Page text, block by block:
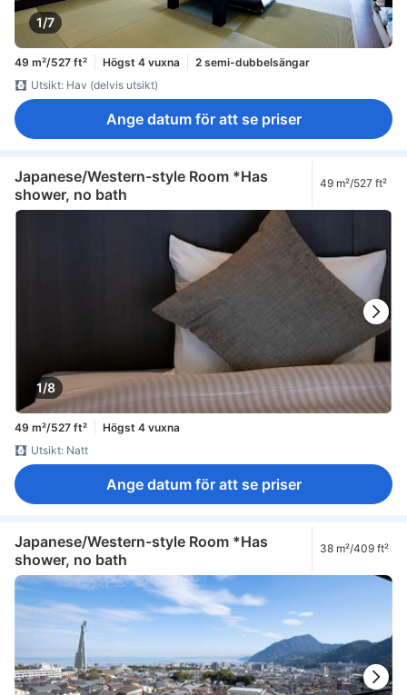
1/7
49 m²/527 ft² Högst 4 vuxna
2 semi-dubbelsängar
Utsikt: Hav (delvis utsikt)
Ange datum för att se priser
Japanese/Western-style Room *Has
shower, no bath
49 m²/527 ft²
1/8
49 m²/527 ft²
Högst 4 vuxna
Utsikt: Natt
Ange datum för att se priser
Japanese/Western-style Room *Has
shower, no bath
38 m²/409 ft²